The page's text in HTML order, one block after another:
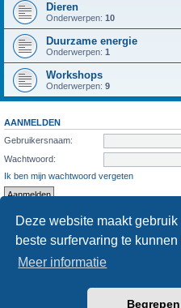
Deze website maakt
beste surfervaring te kunnen
Meer informatie
Dieren
Onderwerpen: 10
Duurzame energie
Onderwerpen: 1
Workshops
Onderwerpen: 9
AANMELDEN
Gebruikersnaam:
Wachtwoord:
Ik ben mijn wachtwoord vergeten
STATISTIEKEN
Aantal berichten1286• Aantal onderwerpen
phpBB®